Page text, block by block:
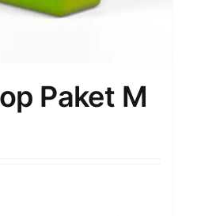
Paket M